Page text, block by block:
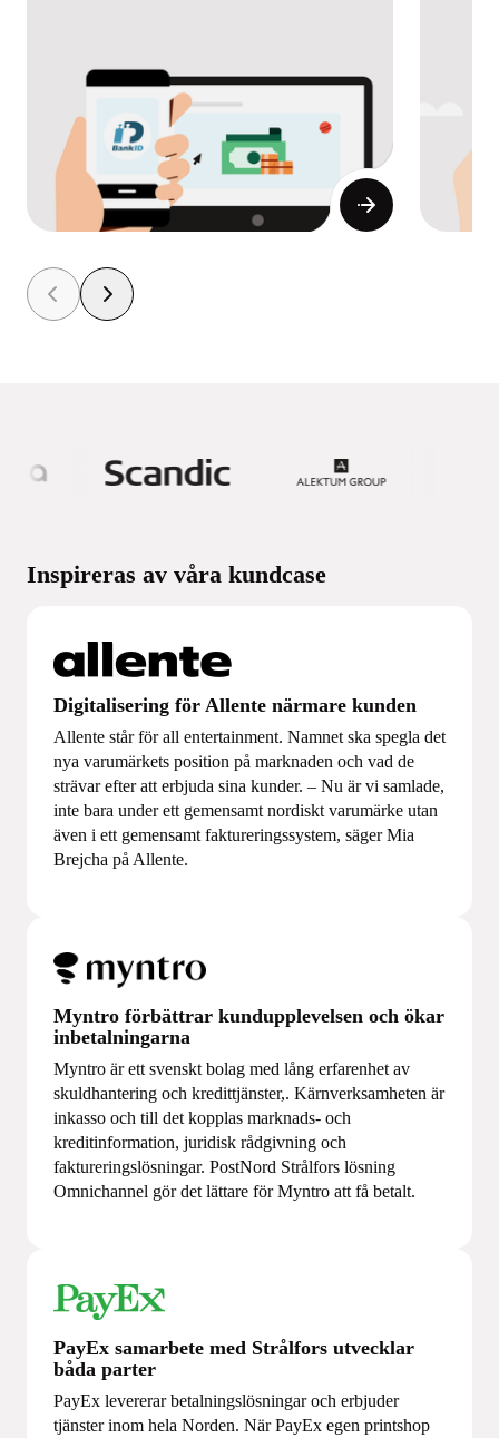
Inspireras av våra kundcase
Digitalisering för Allente närmare kunden
Allente står för all entertainment. Namnet ska spegla det
nya varumärkets position på marknaden och vad de
strävar efter att erbjuda sina kunder. – Nu är vi samlade,
inte bara under ett gemensamt nordiskt varumärke utan
även i ett gemensamt faktureringssystem, säger Mia
Brejcha på Allente.
Myntro förbättrar kundupplevelsen och ökar
inbetalningarna
Myntro är ett svenskt bolag med lång erfarenhet av
skuldhantering och kredittjänster,. Kärnverksamheten är
inkasso och till det kopplas marknads- och
kreditinformation, juridisk rådgivning och
faktureringslösningar. PostNord Strålfors lösning
Omnichannel gör det lättare för Myntro att få betalt.
PayEx samarbete med Strålfors utvecklar
båda parter
PayEx levererar betalningslösningar och erbjuder
tjänster inom hela Norden. När PayEx egen printshop